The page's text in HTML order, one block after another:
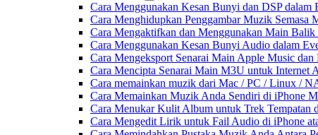
Cara Menggunakan Kesan Bunyi dan DSP dalam
Cara Menghidupkan Penggambar Muzik Semasa
Cara Mengaktifkan dan Menggunakan Main Balik
Cara Menggunakan Kesan Bunyi Audio dalam
Cara Mengeksport Senarai Main Apple Music
Cara Mencipta Senarai Main M3U untuk Internet
Cara memainkan muzik dari Mac / PC / Linux /
Cara Memainkan Muzik Anda Sendiri di iPhone
Cara Menukar Kulit Album untuk Trek
Cara Mengedit Lirik untuk Fail Audio di iPhone